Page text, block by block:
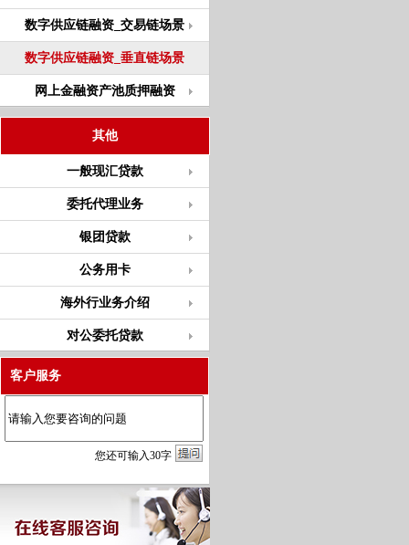
数字供应链融资_交易链场景
数字供应链融资_垂直链场景
网上金融资产池质押融资
其他
一般现汇贷款
委托代理业务
银团贷款
公务用卡
海外行业务介绍
对公委托贷款
客户服务
您还可输入30字